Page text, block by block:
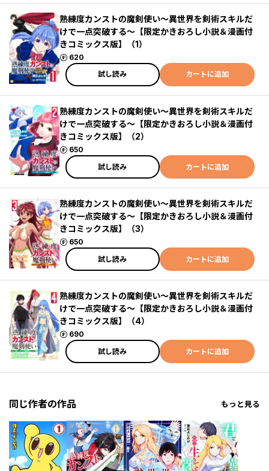
熟練度カンストの魔剣使い～異世界を剣術スキルだ
けで一点突破する～【限定かきおろし小説＆漫画付
きコミックス版】（1）
620
ポイント
試し読み
カートに追加
熟練度カンストの魔剣使い～異世界を剣術スキルだ
けで一点突破する～【限定かきおろし小説＆漫画付
きコミックス版】（2）
650
ポイント
試し読み
カートに追加
熟練度カンストの魔剣使い～異世界を剣術スキルだ
けで一点突破する～【限定かきおろし小説＆漫画付
きコミックス版】（3）
650
ポイント
試し読み
カートに追加
熟練度カンストの魔剣使い～異世界を剣術スキルだ
けで一点突破する～【限定かきおろし小説＆漫画付
きコミックス版】（4）
690
ポイント
試し読み
カートに追加
同じ作者の作品 もっと見る